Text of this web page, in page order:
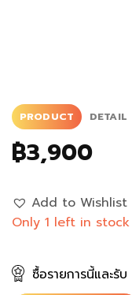
PRODUCT DETAIL
฿3,900
Add to Wishlist
Only 1 left in stock
ซื้อรายการนี้และรับ